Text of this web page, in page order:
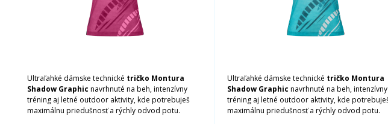
Ultraľahké dámske technické tričko Montura
Shadow Graphic navrhnuté na beh, intenzívny
tréning aj letné outdoor aktivity, kde potrebuješ
maximálnu priedušnosť a rýchly odvod potu.
Ultraľahké dámske technické tričko Montura
Shadow Graphicnavrhnuté na beh, intenzívny
tréning aj letné outdoor aktivity, kde
maximálnu priedušnosť a rýchly odvod potu.